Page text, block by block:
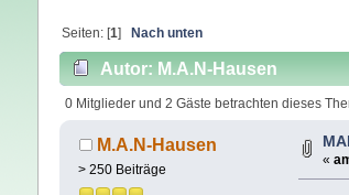
Seiten: [1]Nach unten
Autor: M.A.N-Hausen
0 Mitglieder und 2 Gäste betrachten dieses
M.A.N-Hausen
> 250 Beiträge
«